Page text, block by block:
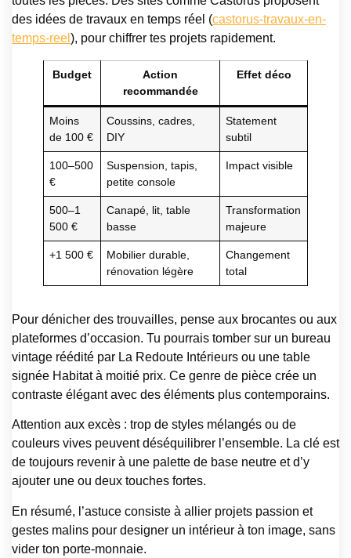
des idées de travaux en temps réel (castorus-travaux-en-
temps-reel ), pour chiffrer tes projets rapidement.
Budget
Action
recommandée
Effet déco
Moins
de 100 €
Coussins, cadres,
DIY
Statement
subtil
100–500
€
Suspension, tapis,
petite console
Impact visible
500–1
500 €
Canapé, lit, table
basse
Transformation
majeure
+1 500 €
Mobilier durable,
rénovation légère
Changement
total
Pour dénicher des trouvailles, pense aux brocantes ou aux
plateformes d’occasion. Tu pourrais tomber sur un bureau
vintage réédité par La Redoute Intérieurs ou une table
signée Habitat à moitié prix. Ce genre de pièce crée un
contraste élégant avec des éléments plus contemporains.
Attention aux excès : trop de styles mélangés ou de
couleurs vives peuvent déséquilibrer l’ensemble. La clé est
de toujours revenir à une palette de base neutre et d’y
ajouter une ou deux touches fortes.
En résumé, l’astuce consiste à allier projets passion et
gestes malins pour designer un intérieur à ton image, sans
vider ton porte-monnaie.